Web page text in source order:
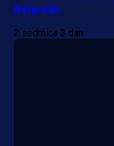
Belgrade
2 sedmica 3 dan